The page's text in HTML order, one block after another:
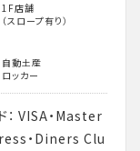
1F店舗
（スロープ有り）
自動土産
ロッカー
： VISA・Master
・Diners Clu